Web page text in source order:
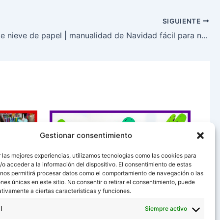
Gestionar consentimiento
las mejores experiencias, utilizamos tecnologías como las cookies para
o acceder a la información del dispositivo. El consentimiento de estas
permitirá procesar datos como el comportamiento de navegación o las
únicas en este sitio. No consentir o retirar el consentimiento, puede
a ciertas características y funciones.
Siempre activo
SIGUIENTE
5 copos de nieve de papel | manualidad de Navidad fácil para niños
|
Cactus con material reciclado